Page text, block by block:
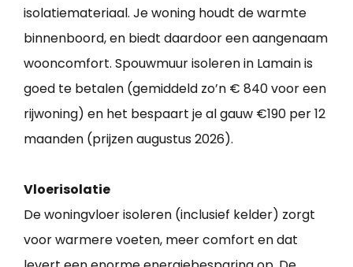
isolatiemateriaal. Je woning houdt de warmte
binnenboord, en biedt daardoor een aangenaam
wooncomfort. Spouwmuur isoleren in Lamain is
goed te betalen (gemiddeld zo’n € 840 voor een
rijwoning) en het bespaart je al gauw €190 per 12
maanden (prijzen augustus 2026).
Vloerisolatie
De woningvloer isoleren (inclusief kelder) zorgt
voor warmere voeten, meer comfort en dat